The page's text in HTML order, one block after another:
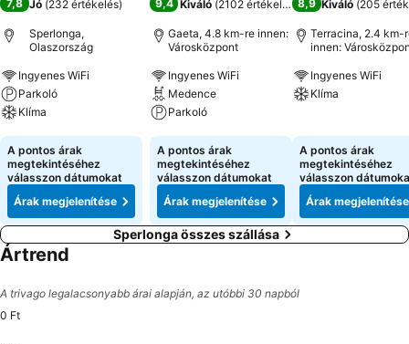
7,8 Jó (232 értékelés)
Sperlonga,
Olaszország
Ingyenes WiFi
Parkoló
Klíma
Árak megjelenítése
A pontos árak
megtekintéséhez
válasszon dátumokat
Árak megjelenítése
9,4 Kiváló (2102 értékelés)
Gaeta, 4.8 km-re innen:
Városközpont
Ingyenes WiFi
Medence
Parkoló
Árak megjelenítése
A pontos árak
megtekintéséhez
válasszon dátumokat
Árak megjelenítése
8,9 Kiváló (205
Terracina, 2.4 km-
innen:
Ingyenes WiFi
Klíma
A pontos árak
megtekintéséhez
válasszon
Árak megjelenítése
Sperlonga összes szállása
Ártrend
A trivago legalacsonyabb árai alapján, az utóbbi 30 napból
0 Ft